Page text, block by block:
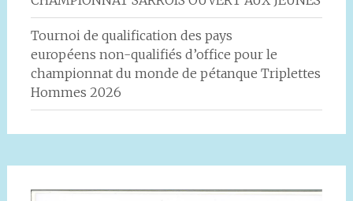
Tournoi de qualification des pays
européens non-qualifiés d’office pour le
championnat du monde de pétanque Triplettes
Hommes 2026